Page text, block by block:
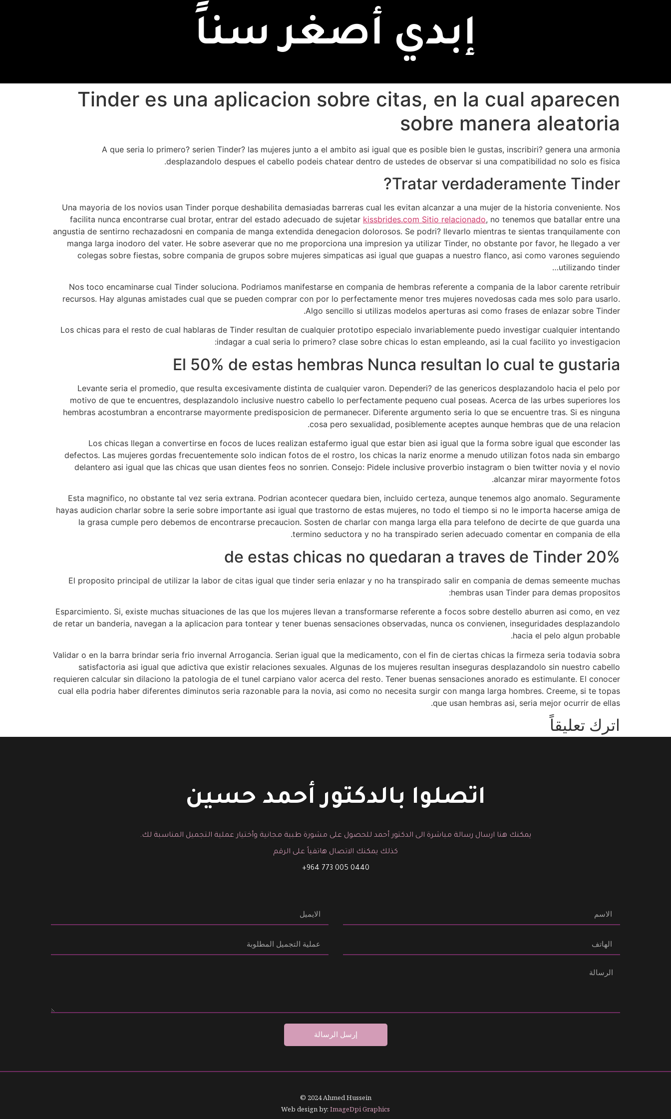
إبدي أصغر سناً
Tinder es una aplicacion sobre citas, en la cual aparecen
sobre manera aleatoria
A que seri­a lo primero? seri­en Tinder? las mujeres junto a el ambito asi­ igual que es posible bien le gustas, inscribiri? genera una armonia
desplazandolo despues el cabello podeis chatear dentro de ustedes de observar si una compatibilidad no solo es fisica.
Tratar verdaderamente Tinder?
Una mayoria de los novios usan Tinder porque deshabilita demasiadas barreras cual les evitan alcanzar a una mujer de la historia conveniente. Nos
facilita nunca encontrarse cual brotar, entrar del estado adecuado de sujetar kissbrides.com Sitio relacionado, no tenemos que batallar entre una
angustia de sentirno rechazadosni en compania de manga extendida denegacion dolorosos. Se podri? llevarlo mientras te sientas tranquilamente con
manga larga inodoro del vater. He sobre aseverar que no me proporciona una impresion ya utilizar Tinder, no obstante por favor, he llegado a ver
colegas sobre fiestas, sobre compania de grupos sobre mujeres simpaticas asi­ igual que guapas a nuestro flanco, asi­ como varones seguiendo
utilizando tinder…
Nos toco encaminarse cual Tinder soluciona. Podri­amos manifestarse en compania de hembras referente a compania de la labor carente retribuir
recursos. Hay algunas amistades cual que se pueden comprar con por lo perfectamente menor tres mujeres novedosas cada mes solo para usarlo.
Algo sencillo si utilizas modelos aperturas asi­ como frases de enlazar sobre Tinder.
Los chicas para el resto de cual hablaras de Tinder resultan de cualquier prototipo especialo invariablemente puedo investigar cualquier intentando
indagar a cual seri­a lo primero? clase sobre chicas lo estan empleando, asi la cual facilito yo investigacion:
El 50% de estas hembras Nunca resultan lo cual te gustaria
Levante seri­a el promedio, que resulta excesivamente distinta de cualquier varon. Dependeri? de las genericos desplazandolo hacia el pelo por
motivo de que te encuentres, desplazandolo inclusive nuestro cabello lo perfectamente pequeno cual poseas. Acerca de las urbes superiores los
hembras acostumbran a encontrarse mayormente predisposicion de permanecer. Diferente argumento seri­a lo que se encuentre tras. Si es ninguna
cosa pero sexualidad, posiblemente aceptes aunque hembras que de una relacion.
Los chicas llegan a convertirse en focos de luces realizan estafermo igual que estar bien asi­ igual que la forma sobre igual que esconder las
defectos. Las mujeres gordas frecuentemente solo indican fotos de el rostro, los chicas la nariz enorme a menudo utilizan fotos nada sin embargo
delantero asi­ igual que las chicas que usan dientes feos no sonrien. Consejo: Pidele inclusive proverbio instagram o bien twitter novia y el novio
alcanzar mirar mayormente fotos.
Esta magnifico, no obstante tal vez seri­a extrana. Podri­an acontecer quedara bien, inclui­do certeza, aunque tenemos algo anomalo. Seguramente
hayas audicion charlar sobre la serie sobre importante asi­ igual que trastorno de estas mujeres, no todo el tiempo si no le importa hacerse amiga de
la grasa cumple pero debemos de encontrarse precaucion. Sosten de charlar con manga larga ella para telefono de decirte de que guarda una
termino seductora y no ha transpirado seri­en adecuado comentar en compania de ella.
20% de estas chicas no quedaran a traves de Tinder
El proposito principal de utilizar la labor de citas igual que tinder seri­a enlazar y no ha transpirado salir en compania de demas semeente muchas
hembras usan Tinder para demas propositos:
Esparcimiento. Si, existe muchas situaciones de las que los mujeres llevan a transformarse referente a focos sobre destello aburren asi­ como, en vez
de retar un banderia, navegan a la aplicacion para tontear y tener buenas sensaciones observadas, nunca os convienen, inseguridades desplazandolo
hacia el pelo algun probable.
Validar o en la barra brindar seri­a fri­o invernal Arrogancia. Seri­an igual que la medicamento, con el fin de ciertas chicas la firmeza seri­a todavia sobra
satisfactoria asi­ igual que adictiva que existir relaciones sexuales. Algunas de los mujeres resultan inseguras desplazandolo sin nuestro cabello
requieren calcular sin dilaciono la patologi­a de el tunel carpiano valor acerca del resto. Tener buenas sensaciones anorado es estimulante. El conocer
cual ella podria haber diferentes diminutos seri­a razonable para la novia, asi­ como no necesita surgir con manga larga hombres. Creeme, si te topas
que usan hembras asi, seri­a mejor ocurrir de ellas.
اترك تعليقاً
اتصلوا بالدكتور أحمد حسين
يمكنك هنا ارسال رسالة مباشرة الى الدكتور أحمد للحصول على مشورة طبية مجانية وأختيار عملية التجميل المناسبة لك.
كذلك يمكنك الاتصال هاتفياً على الرقم
0440 005 773 964+
إرسل الرسالة
© 2024 Ahmed Hussein
Web design by: ImageDpi Graphics